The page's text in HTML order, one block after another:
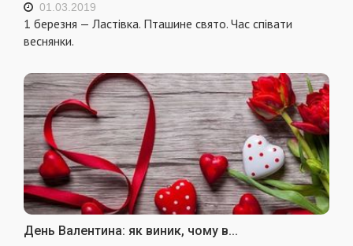
01.03.2019
1 березня — Ластівка. Пташине свято. Час співати
веснянки.
День Валентина: як виник, чому в...